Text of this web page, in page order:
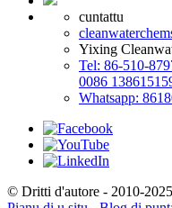
cuntattu
Yixing
Tel: 86-510-
0086
Whatsapp:
© Dritti d'autore - 2010-